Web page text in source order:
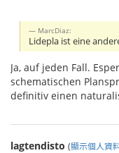
MarcDiaz:
Lidepla ist eine
Ja, auf jeden Fall.
schematischen
definitiv einen
lagtendisto (顯示個人資